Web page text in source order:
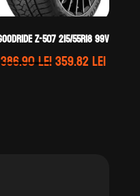
Z-507 215/55R18 99V
386.90leiPrețul
359.82leiPrețul